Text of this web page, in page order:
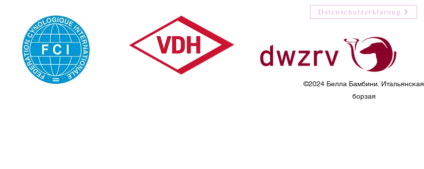
Datenschutzerklärung
©2024 Белла Бамбини. Итальянская
борзая